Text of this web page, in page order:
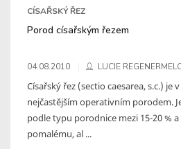
CÍSAŘSKÝ ŘEZ
Porod císařským řezem
04.08.2010 LUCIE
Císařský řez (sectio caesarea, s.c.) je
nejčastějším operativním porodem.
podle typu porodnice mezi 15-20 %
pomalému, al ...